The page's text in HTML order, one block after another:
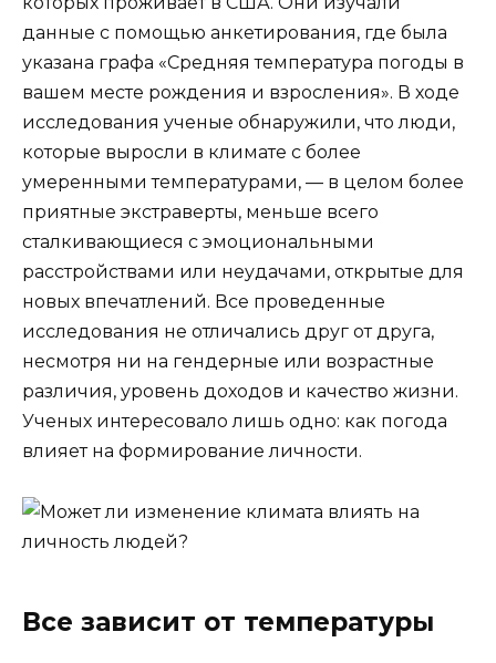
данные с помощью анкетирования, где была
указана графа «Средняя температура погоды в
вашем месте рождения и взросления». В ходе
исследования ученые обнаружили, что люди,
которые выросли в климате с более
умеренными температурами, — в целом более
приятные экстраверты, меньше всего
сталкивающиеся с эмоциональными
расстройствами или неудачами, открытые для
новых впечатлений. Все проведенные
исследования не отличались друг от друга,
несмотря ни на гендерные или возрастные
различия, уровень доходов и качество жизни.
Ученых интересовало лишь одно: как погода
влияет на формирование личности.
Все зависит от температуры